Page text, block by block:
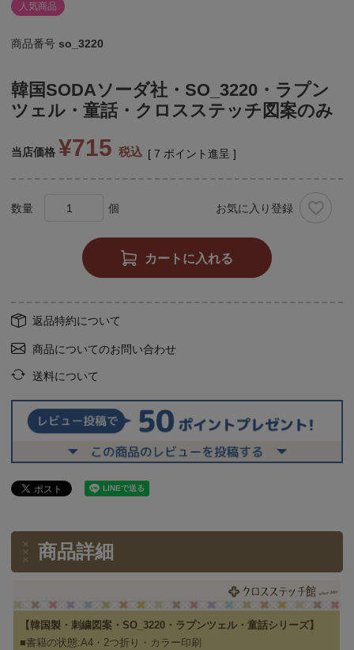
人気商品
商品番号 so_3220
韓国SODAソーダ社・SO_3220・ラプン
ツェル・童話・クロスステッチ図案のみ
当店価格 ¥715 税込 [ 7 ポイント進呈 ]
お気に入り登録
カートに入れる
返品特約について
商品についてのお問い合わせ
送料について
商品詳細
【韓国製・刺繍図案・SO_3220・ラプンツェル・童話シリーズ】
■書籍の状態:A4・2つ折り・カラー印刷